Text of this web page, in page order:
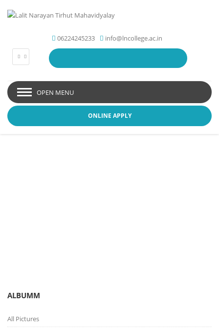
06224245233 info@lncollege.ac.in
OPEN MENU
ONLINE APPLY
ALBUMM
All Pictures